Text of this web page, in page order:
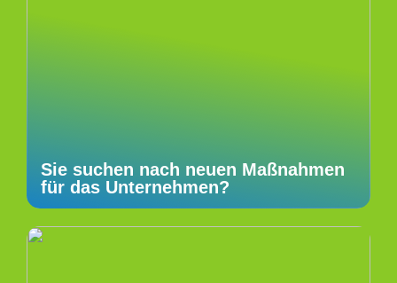
Sie suchen nach neuen Maßnahmen
für das Unternehmen?